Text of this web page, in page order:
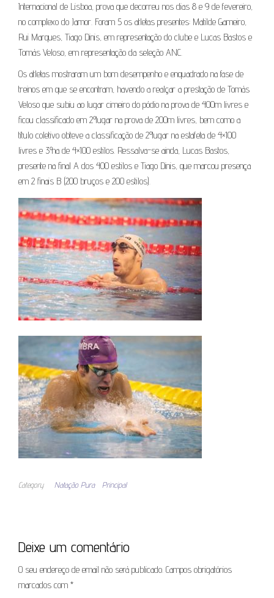
Internacional de Lisboa, prova que decorreu nos dias 8 e 9 de fevereiro,
no complexo do Jamor. Foram 5 os atletas presentes: Matilde Gameiro,
Rui Marques, Tiago Dinis, em representação do clube e Lucas Bastos e
Tomás Veloso, em representação da seleção ANC.
Os atletas mostraram um bom desempenho e enquadrado na fase de
treinos em que se encontram, havendo a realçar a prestação de Tomás
Veloso que subiu ao lugar cimeiro do pódio na prova de 400m livres e
ficou classificado em 2º lugar na prova de 200m livres, bem como a
título coletivo obteve a classificação de 2º lugar na estafeta de 4×100
livres e 3º na de 4×100 estilos. Ressalva-se ainda, Lucas Bastos,
presente na final A dos 400 estilos e Tiago Dinis, que marcou presença
em 2 finais B (200 bruços e 200 estilos).
Category Natação Pura Principal
Deixe um comentário
O seu endereço de email não será publicado. Campos obrigatórios
marcados com *